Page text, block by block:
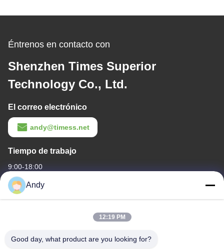
Éntrenos en contacto con
Shenzhen Times Superior
Technology Co., Ltd.
El correo electrónico
andy@timess.net
Tiempo de trabajo
9:00-18:00
Nuestra dirección
4668, 4o piso, Edificio Nanfang, Zona Industrial Shangbu,
Andy
12:19 PM
Good day, what product are you looking for?